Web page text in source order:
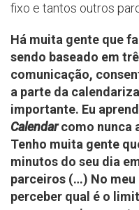
fixo e tantos outros
Há muita gente que
sendo baseado em
comunicação,
a parte da
importante. Eu
Calendarcomo nunca
Tenho muita gente
minutos do seu dia
parceiros (…) No
perceber qual é o